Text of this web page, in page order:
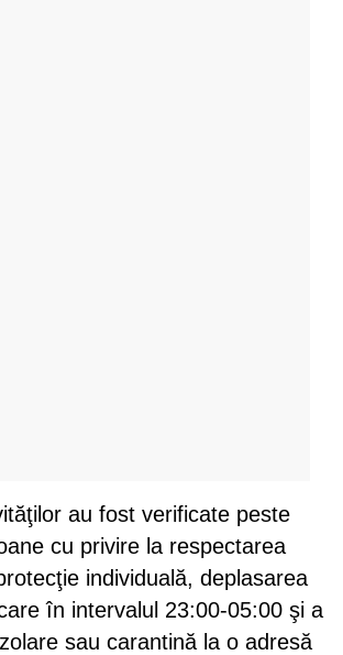
au fost verificate peste
cu privire la respectarea
individuală, deplasarea
în intervalul 23:00-05:00 şi a
sau carantină la o adresă